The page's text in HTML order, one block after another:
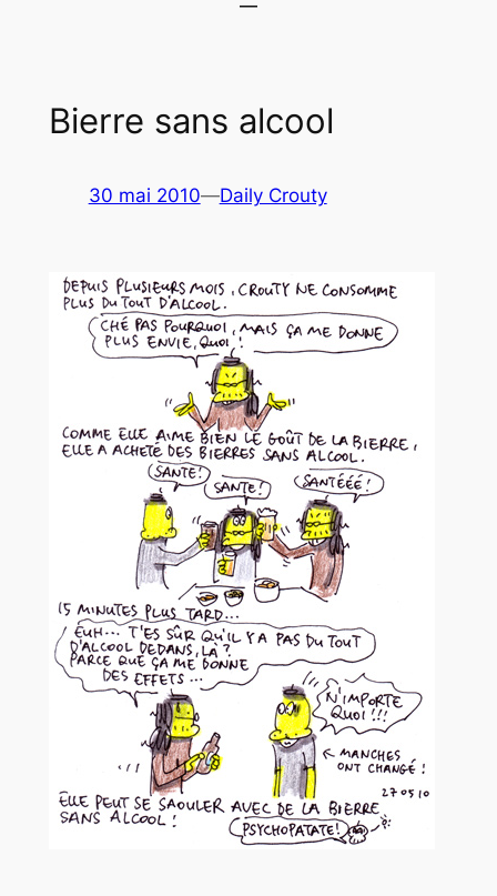
Bierre sans alcool
30 mai 2010—Daily Crouty